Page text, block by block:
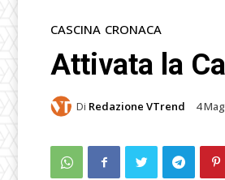
CASCINA CRONACA
Attivata la
Di Redazione VTrend 4